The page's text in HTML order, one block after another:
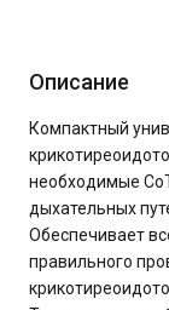
Описание
Компактный
необходимые
дыхательных
Обеспечивает
правильного